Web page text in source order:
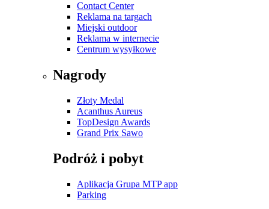
Contact Center
Reklama na targach
Miejski outdoor
Reklama w internecie
Centrum wysyłkowe
Nagrody
Złoty Medal
Acanthus Aureus
TopDesign Awards
Grand Prix Sawo
Podróż i pobyt
Aplikacja Grupa MTP app
Parking